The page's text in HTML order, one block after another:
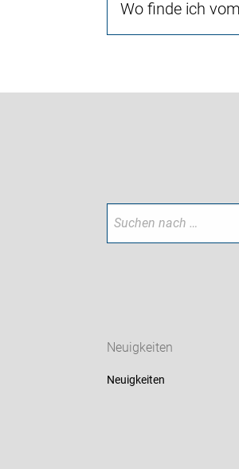
Wo finde ich
Neuigkeiten
Neuigkeiten